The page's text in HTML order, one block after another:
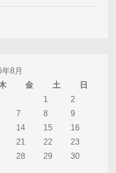
8月
金 土
日
1
2
7 8
9
14 15
16
21 22
23
28 29
30